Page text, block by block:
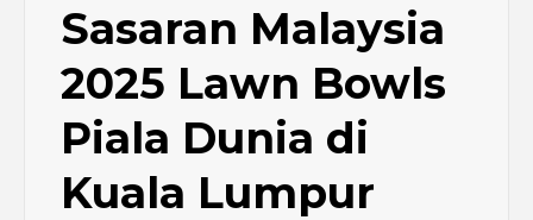
Sasaran Malaysia
2025 Lawn Bowls
Piala Dunia di
Kuala Lumpur